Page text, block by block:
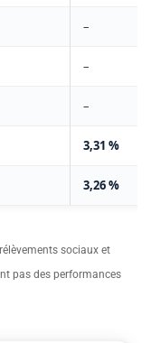
–
–
–
3,31 %
3,26 %
sociaux et
pas des performances